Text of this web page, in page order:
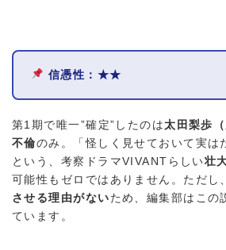
信憑性：★★
第1期で唯一”確定”したのは太田梨歩
不倫のみ。「怪しく見せておいて実は
という、考察ドラマVIVANTらしい壮
可能性もゼロではありません。ただし
させる理由がないため、編集部はこの
ています。